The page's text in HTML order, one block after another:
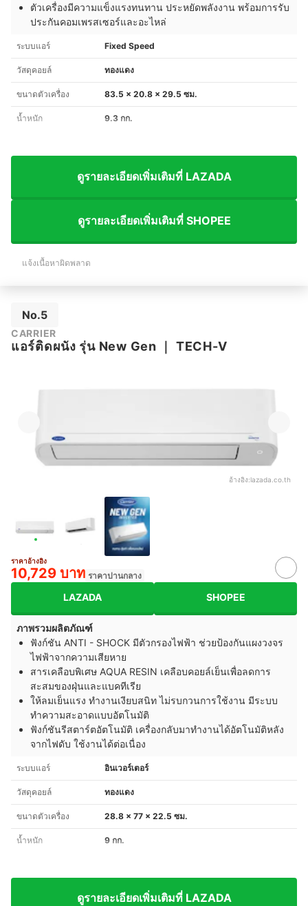
ตัวเครื่องมีความแข็งแรงทนทาน ประหยัดพลังงาน พร้อมการรับ
ประกันคอมเพรสเซอร์และอะไหล่
ระบบแอร์ Fixed Speed
วัสดุคอยล์ ทองแดง
ขนาดตัวเครื่อง 83.5 x 20.8 x 29.5 ซม.
น้ำหนัก 9.3 กก.
ดูรายละเอียดเพิ่มเติมที่ LAZADA
ดูรายละเอียดเพิ่มเติมที่ SHOPEE
แจ้งเนื้อหาผิดพลาด
No.5
CARRIER
แอร์ติดผนัง รุ่น New Gen TECH-V
อ้างอิง:lazada.co.th
ราคาอ้างอิง
10,729 บาท ราคาปานกลาง
LAZADA SHOPEE
ภาพรวมผลิตภัณฑ์
ฟังก์ชัน ANTI - SHOCK มีตัวกรองไฟฟ้า ช่วยป้องกันแผงวงจร
ไฟฟ้าจากความเสียหาย
สารเคลือบพิเศษ AQUA RESIN เคลือบคอยล์เย็นเพื่อลดการ
สะสมของฝุ่นและแบคทีเรีย
ให้ลมเย็นแรง ทำงานเงียบสนิท ไม่รบกวนการใช้งาน มีระบบ
ทำความสะอาดแบบอัตโนมัติ
ฟังก์ชันรีสตาร์ตอัตโนมัติ เครื่องกลับมาทำงานได้อัตโนมัติหลัง
จากไฟดับ ใช้งานได้ต่อเนื่อง
ระบบแอร์ อินเวอร์เตอร์
วัสดุคอยล์ ทองแดง
ขนาดตัวเครื่อง 28.8 x 77 x 22.5 ซม.
น้ำหนัก 9 กก.
ดูรายละเอียดเพิ่มเติมที่ LAZADA